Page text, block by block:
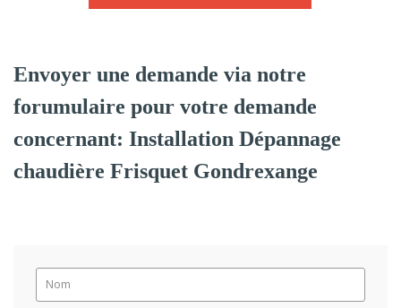
Envoyer une demande via notre
forumulaire pour votre demande
concernant: Installation Dépannage
chaudière Frisquet Gondrexange